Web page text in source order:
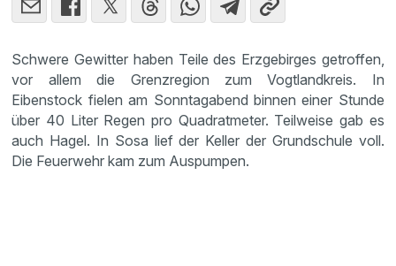
Schwere Gewitter haben Teile des Erzgebirges getroffen,
vor allem die Grenzregion zum Vogtlandkreis. In
Eibenstock fielen am Sonntagabend binnen einer Stunde
über 40 Liter Regen pro Quadratmeter. Teilweise gab es
auch Hagel. In Sosa lief der Keller der Grundschule voll.
Die Feuerwehr kam zum Auspumpen.